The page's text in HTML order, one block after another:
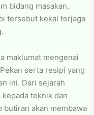
bidang masakan,
tersebut kekal terjaga
maklumat mengenai
serta resipi yang
ini. Dari sejarah
teknik dan
butiran akan membawa